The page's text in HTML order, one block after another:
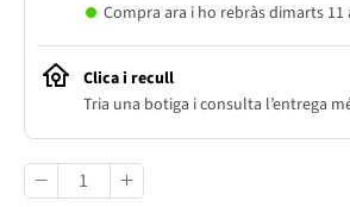
Compra ara i ho rebràs dimarts 11
Clica i recull
Tria una botiga i consulta l’entrega